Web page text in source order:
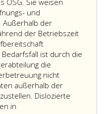
der
Krankenanstalt
nach
Maßgabe
des
Paragraph
2
a,
Absatz
4,
ÖSG. Sie weisen
und
Außerhalb der
der Betriebszeit
ist durch die
die
nicht
außerhalb der
Dislozierte
in